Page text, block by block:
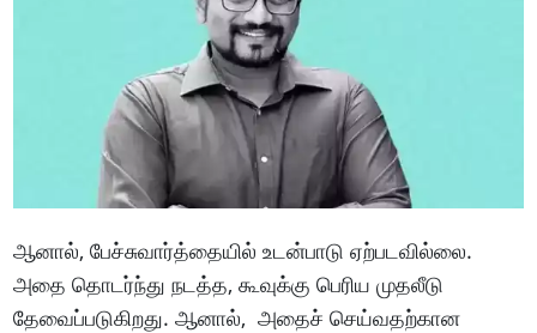
ஆனால், பேச்சுவார்த்தையில் உடன்பாடு ஏற்படவில்லை.
அதை தொடர்ந்து நடத்த, கூவுக்கு பெரிய முதலீடு
தேவைப்படுகிறது. ஆனால், அதைச் செய்வதற்கான